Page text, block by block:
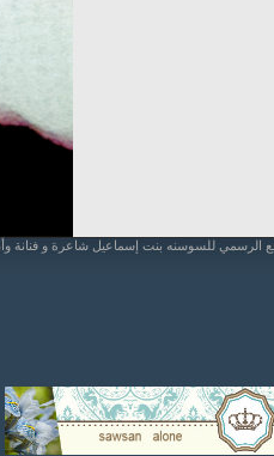
الرسمي للسوسنه بنت إسماعيل شاعرة و فنانة